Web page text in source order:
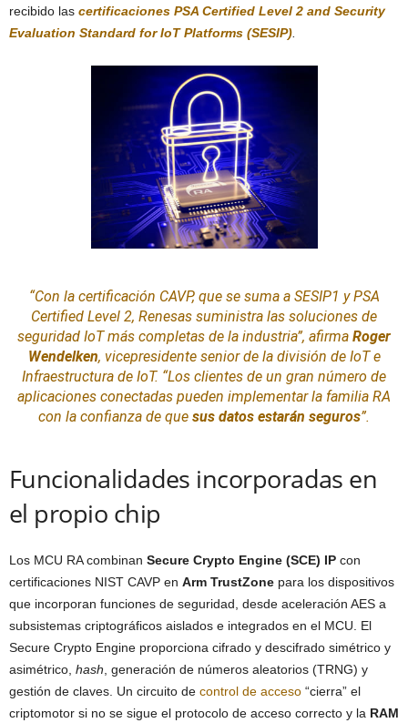
recibido las certificaciones PSA Certified Level 2 and Security
Evaluation Standard for IoT Platforms (SESIP)
“Con la certificación CAVP, que se suma a SESIP1 y PSA
Certified Level 2, Renesas suministra las soluciones de
seguridad IoT más completas de la industria”, afirma Roger
Wendelken, vicepresidente senior de la división de IoT e
Infraestructura de IoT. “Los clientes de un gran número de
aplicaciones conectadas pueden implementar la familia RA
con la confianza de que sus datos estarán seguros”.
Funcionalidades incorporadas en
el propio chip
Los MCU RA combinan Secure Crypto Engine (SCE) IP con
certificaciones NIST CAVP en Arm TrustZone para los dispositivos
que incorporan funciones de seguridad, desde aceleración AES a
subsistemas criptográficos aislados e integrados en el MCU. El
Secure Crypto Engine proporciona cifrado y descifrado simétrico y
asimétrico, hash , generación de números aleatorios (TRNG) y
gestión de claves. Un circuito de control de acceso “cierra” el
criptomotor si no se sigue el protocolo de acceso correcto y la RAM